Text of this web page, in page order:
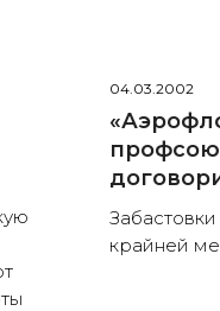
04.03.2002
крайней